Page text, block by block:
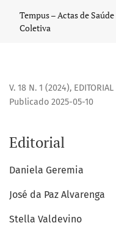
Tempus – Actas de Saúde
Coletiva
V. 18 N. 1 (2024), EDITORIAL
Editorial
Publicado 2025-05-10
Daniela Geremia
José da Paz Alvarenga
Stella Valdevino